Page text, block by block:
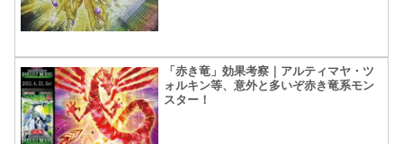
「赤き竜」効果考察｜アルティマヤ・ツ
ォルキン等、意外と多いぞ赤き竜系モン
スター！